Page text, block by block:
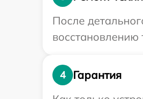
После
восстановлению
4
Гарантия